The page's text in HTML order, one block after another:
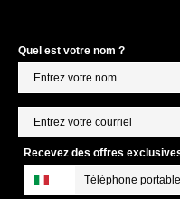
Quel est votre nom ?
Recevez des offres